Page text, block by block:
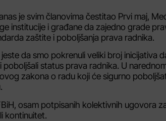
je svim članovima čestitao Prvi maj,
institucije i građane da zajedno grade
zaštite i poboljšanja prava radnika.
da smo pokrenuli veliki broj inicijativa
status prava radnika. U
zakona o radu koji će sigurno
osam potpisanih kolektivnih ugovora
kontinuitet.